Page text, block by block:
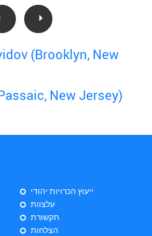
(Brooklyn, New
New Jersey)
ייעוץ הכרויות יהודי
עלצוות
תקשורת
הצלחות